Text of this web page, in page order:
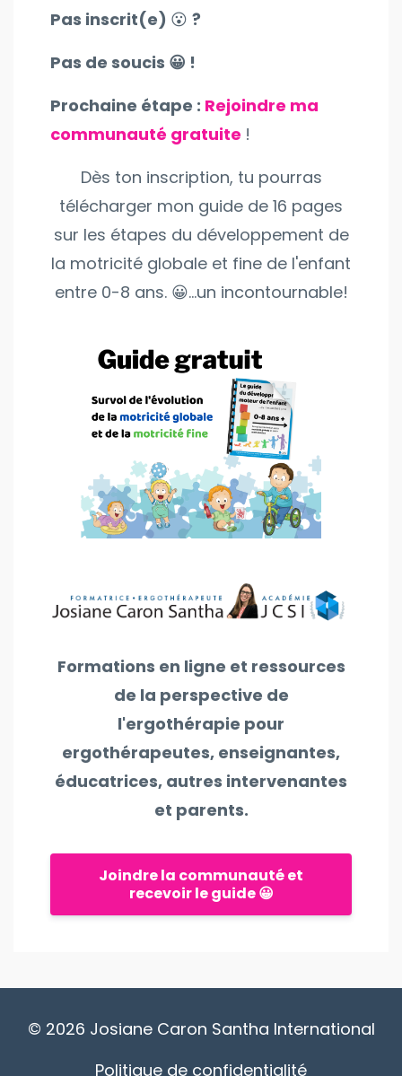
Pas inscrit(e) 😮 ?
Pas de soucis 😀 !
Prochaine étape : Rejoindre ma
communauté gratuite !
Dès ton inscription, tu pourras
télécharger mon guide de 16 pages
sur les étapes du développement de
la motricité globale et fine de l'enfant
entre 0-8 ans. 😀...un incontournable!
Formations en ligne et ressources
de la perspective de
l'ergothérapie pour
ergothérapeutes, enseignantes,
éducatrices, autres intervenantes
et parents.
Joindre la communauté et
recevoir le guide 😀
© 2026 Josiane Caron Santha International
Politique de confidentialité